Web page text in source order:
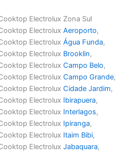
Electrolux Zona Sul
ElectroluxAeroporto,
ElectroluxÁgua Funda,
Electrolux Brooklin,
ElectroluxCampo Belo,
ElectroluxCampo Grande,
ElectroluxCidade Jardim,
Electrolux Ibirapuera,
Electrolux Interlagos,
Electrolux Ipiranga,
Electrolux Itaim Bibi,
ElectroluxJabaquara,